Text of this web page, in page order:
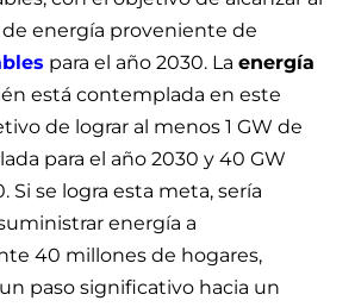
de energía proveniente de
para el año 2030. La energía
está contemplada en este
de lograr al menos 1 GW de
para el año 2030 y 40 GW
Si se logra esta meta, sería
energía a
40 millones de hogares,
paso significativo hacia un